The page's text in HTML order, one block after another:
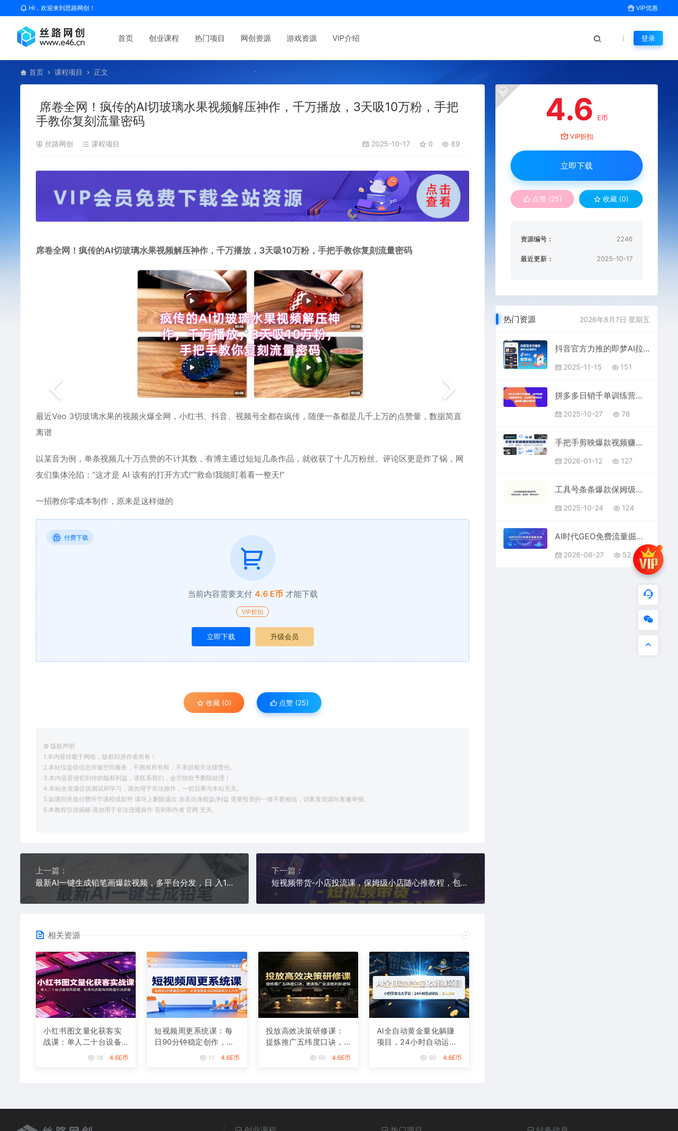
HI，欢迎来到思路网创！ VIP优惠
首页 创业课程 热门项目 网创资源 游戏资源 VIP介绍 登录
首页 课程项目 正文
席卷全网！疯传的AI切玻璃水果视频解压神作，千万播放，3天吸10万粉，手把
手教你复刻流量密码
丝路网创 课程项目 2025-10-17 0 89
席卷全网！疯传的AI切玻璃水果视频解压神作，千万播放，3天吸10万粉，手把手教你复刻流量密码
最近Veo 3切玻璃水果的视频火爆全网，小红书、抖音、视频号全都在疯传，随便一条都是几千上万的点赞量，数据简直
离谱
以某音为例，单条视频几十万点赞的不计其数，有博主通过短短几条作品，就收获了十几万粉丝。评论区更是炸了锅，网
友们集体沦陷：“这才是 AI 该有的打开方式!”“救命!我能盯着看一整天!”
一招教你零成本制作，原来是这样做的
付费下载
当前内容需要支付 4.6 E币 才能下载
VIP折扣
立即下载 升级会员
收藏 (0) 点赞 (25)
© 版权声明
1.本内容转载于网络，版权归原作者所有！
2.本站仅提供信息存储空间服务，不拥有所有权，不承担相关法律责任。
3.本内容若侵犯到你的版权利益，请联系我们，会尽快给予删除处理！
4.本站全资源仅供测试和学习，请勿用于非法操作，一切后果与本站无关。
5.如遇到充值付费环节课程或软件 请马上删除退出 涉及自身权益/利益 需要投资的一律不要相信，访客发现请向客服举报。
6.本教程仅供揭秘 请勿用于非法违规操作 否则和作者 官网 无关。
上一篇：
最新AI一键生成铅笔画爆款视频，多平台分发，日 入1k+，小白轻松上手【揭秘】
下一篇：
短视频带货-小店投流课，保姆级小店随心推教程，包教包会，生意即刻起飞
相关资源
小红书图文量化获客实
战课：单人二十台设备
矩阵搭建，标准化流程
18 4.6E币
短视频周更系统课：每
日90分钟稳定创作，从
零涨粉至18000实现月
11 4.6E币
投放高效决策研修课：
提炼推广五纬度口诀，
理清推广全流程判断逻
66 4.6E币
AI全自动黄金量化躺賺
项目，24小时自动运
行，月入2W！ 90 4.6E币
4.6 E币
VIP折扣
立即下载
点赞 (25) 收藏 (0)
资源编号： 2246
最近更新： 2025-10-17
热门资源 2026年8月7日 星期五
抖音官方力推的即梦AI拉新项目，0粉丝也能日入857+（附即梦AI拉新推广入口及教学）
2025-11-15 151
拼多多日销千单训练营，从0开始带你做好拼多多，让日销千单可以快速复制(更新25年10月)
2025-10-27 78
手把手剪映爆款视频赚钱课：AI工具，剪辑技巧，涨粉出单，新手轻松变现
2026-01-12 127
工具号条条爆款保姆级教学，引流创业粉，副业粉，单日6张
2025-10-24 124
AI时代GEO免费流量掘金课：拆解大模型内容评级标准，零成本借AI持续精准引流获客
2026-06-27 52